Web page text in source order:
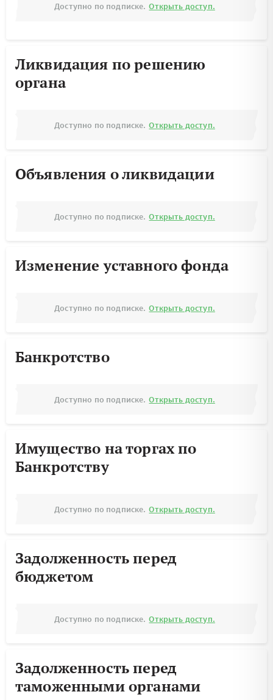
Доступно по подписке. Открыть доступ.
Ликвидация по решению
органа
Доступно по подписке. Открыть доступ.
Объявления о ликвидации
Доступно по подписке. Открыть доступ.
Изменение уставного фонда
Доступно по подписке. Открыть доступ.
Банкротство
Доступно по подписке. Открыть доступ.
Имущество на торгах по
Банкротству
Доступно по подписке. Открыть доступ.
Задолженность перед
бюджетом
Доступно по подписке. Открыть доступ.
Задолженность перед
таможенными органами